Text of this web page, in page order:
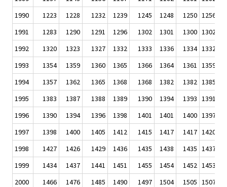
1990
1223 1228 1232 1239 1245 1248 1250 1256
1991
1283 1290 1291 1296 1302 1301 1300 1302
1992
1320 1323 1327 1332 1333 1336 1334 1332
1993
1354 1359 1360 1365 1366 1364 1361 1359
1994
1357 1362 1365 1368 1368 1382 1382 1385
1995
1383 1387 1388 1389 1390 1394 1393 1391
1996
1390 1394 1396 1398 1401 1401 1400 1397
1997
1398 1400 1405 1412 1415 1417 1417 1420
1998
1427 1426 1429 1436 1435 1438 1435 1437
1999
1434 1437 1441 1451 1455 1454 1452 1453
2000
1466 1476 1485 1490 1497 1504 1505 1507